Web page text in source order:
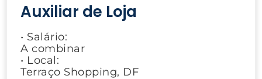
Auxiliar de Loja
• Salário:
A combinar
• Local:
Terraço Shopping, DF